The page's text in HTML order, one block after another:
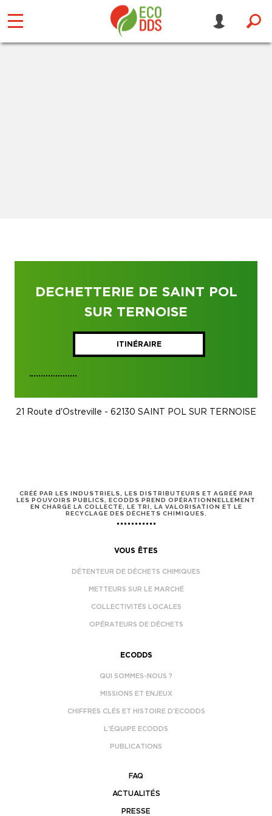
DECHETTERIE DE SAINT POL
SUR TERNOISE
ITINÉRAIRE
21 Route d'Ostreville - 62130 SAINT POL SUR TERNOISE
CRÉÉ PAR LES INDUSTRIELS, LES DISTRIBUTEURS ET AGRÉÉ PAR
LES POUVOIRS PUBLICS, ECODDS PREND OPÉRATIONNELLEMENT
EN CHARGE LA COLLECTE, LE TRI, LA VALORISATION ET LE
RECYCLAGE DES DÉCHETS CHIMIQUES.
VOUS ÊTES
DÉTENTEUR DE DÉCHETS CHIMIQUES
METTEURS SUR LE MARCHÉ
COLLECTIVITÉS LOCALES
OPÉRATEURS DE DÉCHETS
ECODDS
QUI SOMMES-NOUS ?
MISSIONS ET ENJEUX
CHIFFRES CLÉS ET HISTOIRE D’ECODDS
L’ÉQUIPE ECODDS
PUBLICATIONS
FAQ
ACTUALITÉS
PRESSE